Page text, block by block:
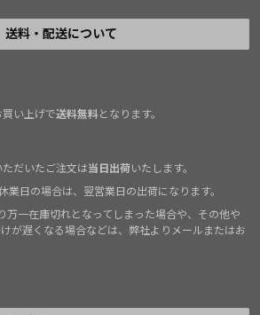
送料・配送について
い上げで送料無料となります。
だいたご注文は当日出荷いたします。
業日の場合は、翌営業日の出荷になります。
万一在庫切れとなってしまった場合や、その他や
が遅くなる場合などは、弊社よりメールまたはお